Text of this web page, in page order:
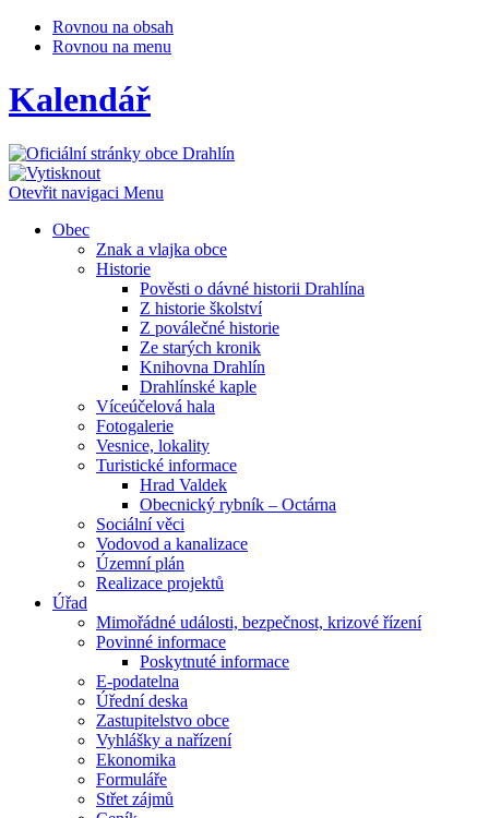
Rovnou na obsah
Rovnou na menu
Kalendář
Otevřit navigaci Menu
Obec
Znak a vlajka obce
Historie
Pověsti o dávné historii Drahlína
Z historie školství
Z poválečné historie
Ze starých kronik
Knihovna Drahlín
Drahlínské kaple
Víceúčelová hala
Fotogalerie
Vesnice, lokality
Turistické informace
Hrad Valdek
Obecnický rybník – Octárna
Sociální věci
Vodovod a kanalizace
Územní plán
Realizace projektů
Úřad
Mimořádné události, bezpečnost, krizové řízení
Povinné informace
Poskytnuté informace
E-podatelna
Úřední deska
Zastupitelstvo obce
Vyhlášky a nařízení
Ekonomika
Formuláře
Střet zájmů